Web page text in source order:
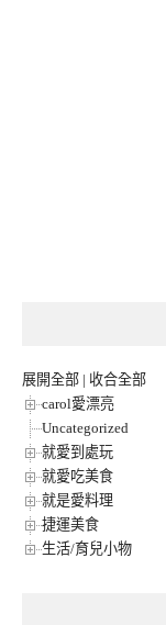
展開全部 | 收合全部
carol愛漂亮
Uncategorized
就愛到處玩
就愛吃美食
就是愛料理
捷運美食
生活/育兒小物